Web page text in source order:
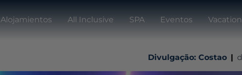
Alojamientos All Inclusive SPA Eventos Vacation
Divulgação: Costao |